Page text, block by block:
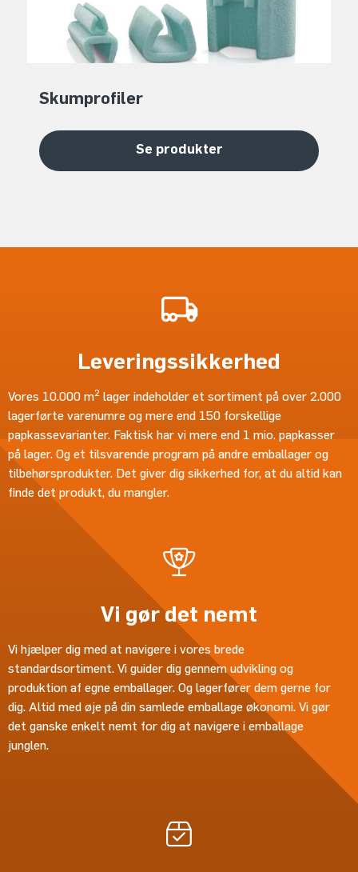
Skumprofiler
Se produkter
Leveringssikkerhed
Vores 10.000 m2 lager indeholder et sortiment på over 2.000
lagerførte varenumre og mere end 150 forskellige
papkassevarianter. Faktisk har vi mere end 1 mio. papkasser
på lager. Og et tilsvarende program på andre emballager og
tilbehørsprodukter. Det giver dig sikkerhed for, at du altid kan
finde det produkt, du mangler.
Vi gør det nemt
Vi hjælper dig med at navigere i vores brede
standardsortiment. Vi guider dig gennem udvikling og
produktion af egne emballager. Og lagerfører dem gerne for
dig. Altid med øje på din samlede emballage økonomi. Vi gør
det ganske enkelt nemt for dig at navigere i emballage
junglen.